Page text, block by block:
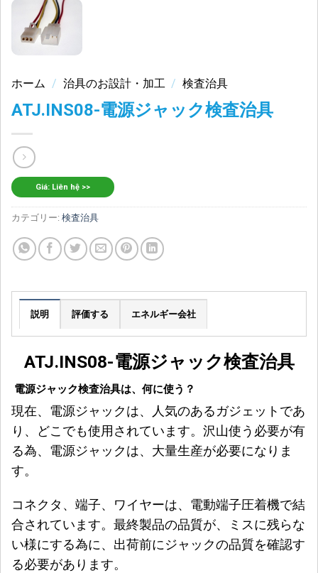
ホーム / 治具のお設計・加工 / 検査治具
ATJ.INS08-電源ジャック検査治具
Giá: Liên hệ >>
カテゴリー: 検査治具
説明 評価する エネルギー会社
ATJ.INS08-電源ジャック検査治具
電源ジャック検査治具は、何に使う？
現在、電源ジャックは、人気のあるガジェットであ
り、どこでも使用されています。沢山使う必要が有
る為、電源ジャックは、大量生産が必要になりま
す。
コネクタ、端子、ワイヤーは、電動端子圧着機で結
合されています。最終製品の品質が、ミスに残らな
い様にする為に、出荷前にジャックの品質を確認す
る必要があります。